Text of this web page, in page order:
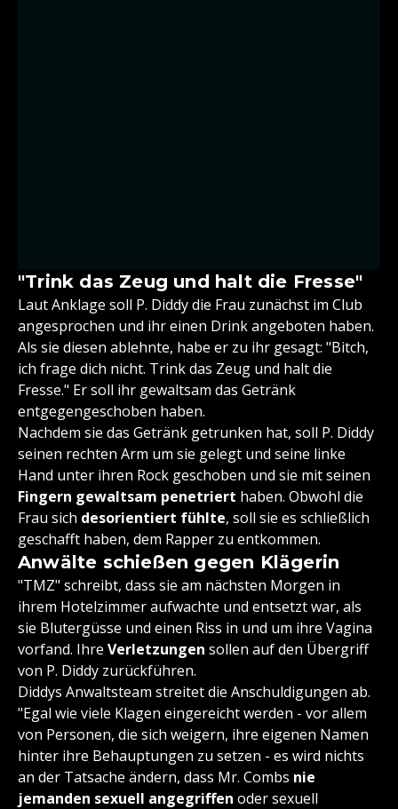
"Trink das Zeug und halt die Fresse"
Laut Anklage soll P. Diddy die Frau zunächst im Club
angesprochen und ihr einen Drink angeboten haben.
Als sie diesen ablehnte, habe er zu ihr gesagt: "Bitch,
ich frage dich nicht. Trink das Zeug und halt die
Fresse." Er soll ihr gewaltsam das Getränk
entgegengeschoben haben.
Nachdem sie das Getränk getrunken hat, soll P. Diddy
seinen rechten Arm um sie gelegt und seine linke
Hand unter ihren Rock geschoben und sie mit seinen
Fingern gewaltsam penetriert haben. Obwohl die
Frau sich desorientiert fühlte, soll sie es schließlich
geschafft haben, dem Rapper zu entkommen.
Anwälte schießen gegen Klägerin
"TMZ" schreibt, dass sie am nächsten Morgen in
ihrem Hotelzimmer aufwachte und entsetzt war, als
sie Blutergüsse und einen Riss in und um ihre Vagina
vorfand. Ihre Verletzungen sollen auf den Übergriff
von P. Diddy zurückführen.
Diddys Anwaltsteam streitet die Anschuldigungen ab.
"Egal wie viele Klagen eingereicht werden - vor allem
von Personen, die sich weigern, ihre eigenen Namen
hinter ihre Behauptungen zu setzen - es wird nichts
an der Tatsache ändern, dass Mr. Combs nie
jemanden sexuell angegriffen oder sexuell